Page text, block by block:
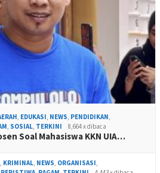
, EDUKASI, NEWS, PENDIDIKAN,
, SOSIAL, TERKINI 8,664 x dibaca
Soal Mahasiswa KKN UIA…
, KRIMINAL, NEWS, ORGANISASI,